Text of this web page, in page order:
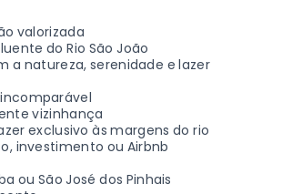
valorizada
do Rio São João
a natureza, serenidade e lazer
vizinhança
exclusivo às margens do rio
investimento ou Airbnb
ou São José dos Pinhais